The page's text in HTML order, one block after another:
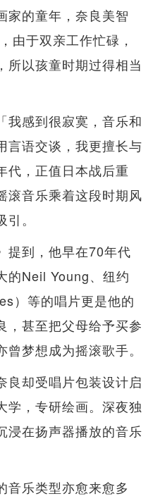
家的童年，奈良美智
由于双亲工作忙碌，
所以孩童时期过得相当
我感到很寂寞，音乐和
言语交谈，我更擅长与
代，正值日本战后重
滚音乐乘着这段时期风
。
提到，他早在70年代
的Neil Young、纽约
）等的唱片更是他的
，甚至把父母给予买参
梦想成为摇滚歌手。
良却受唱片包装设计启
学，专研绘画。深夜独
浸在扬声器播放的音乐
音乐类型亦愈来愈多